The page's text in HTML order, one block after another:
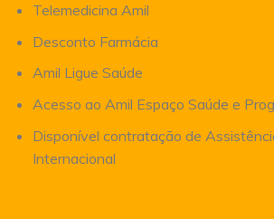
Telemedicina Amil
Desconto Farmácia
Amil Ligue Saúde
Acesso ao Amil Espaço Saúde e
Disponível contratação de
Internacional